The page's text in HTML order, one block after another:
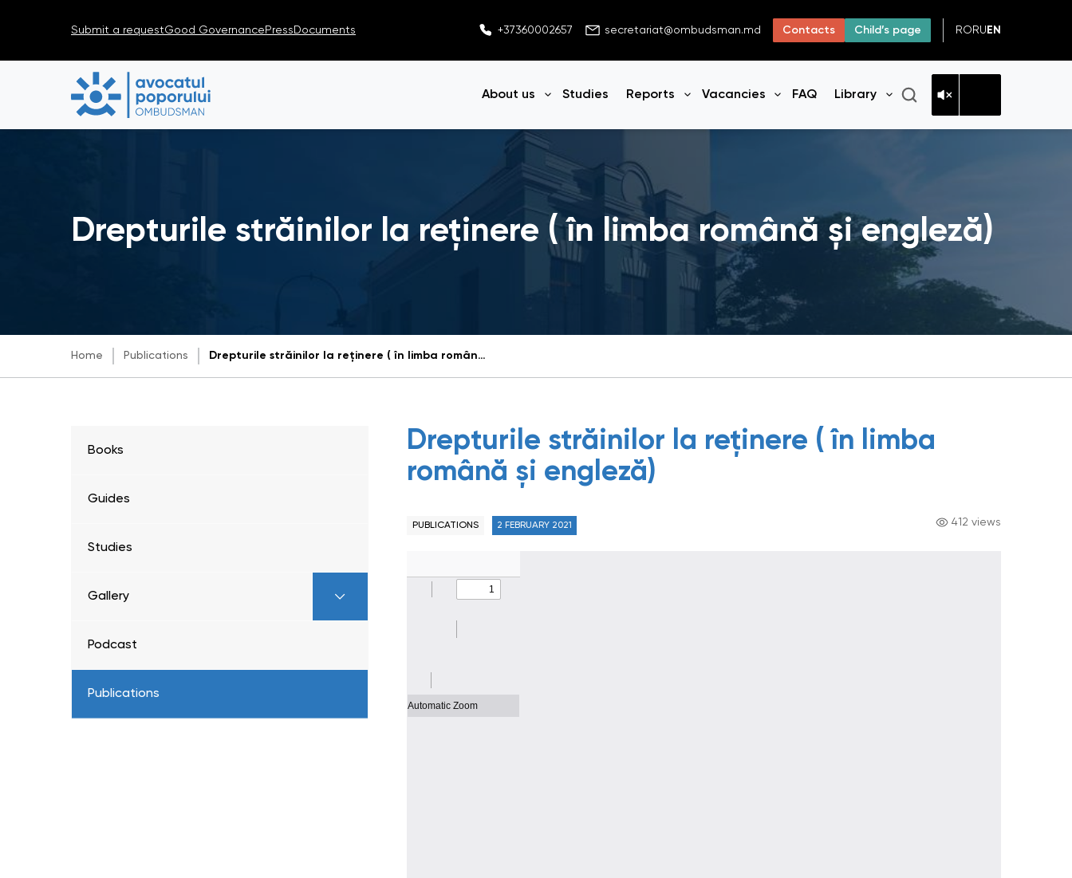
Submit a requestGood Governance Press Documents +37360002657 secretariat@ombudsman.md Contacts Child’s page RO RU EN
About us Studies Reports Vacancies FAQ Library
Open menu
Drepturile străinilor la reținere ( în limba română și engleză)
Home Publications Drepturile străinilor la reținere ( în limba română și engleză)
Drepturile străinilor la reținere ( în limba
română și engleză)
PUBLICATIONS 2 FEBRUARY 2021 412 views
Books
Guides
Studies
Gallery
Podcast
Publications